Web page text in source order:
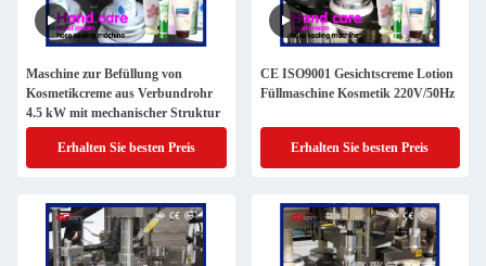
Maschine zur Befüllung von
Kosmetikcreme aus Verbundrohr
4.5 kW mit mechanischer Struktur
Erhalten Sie besten Preis
CE ISO9001 Gesichtscreme Lotion
Füllmaschine Kosmetik 220V/50Hz
Erhalten Sie besten Preis